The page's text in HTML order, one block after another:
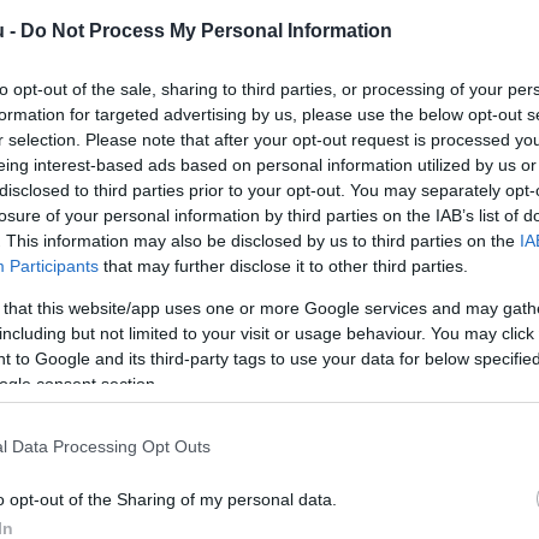
- Do Not Process My Personal Information
opt-out of the sale, sharing to third parties, or processing of your
for targeted advertising by us, please use the below opt-out
selection. Please note that after your opt-out request is processed
interest-based ads based on personal information utilized by us
to third parties prior to your opt-out. You may separately
of your personal information by third parties on the IAB’s list of
This information may also be disclosed by us to third parties on the
Participants that may further disclose it to other third parties.
that this website/app uses one or more Google services and may
but not limited to your visit or usage behaviour. You may
to Google and its third-party tags to use your data for below
consent section.
Data Processing Opt Outs
opt-out of the Sharing of my personal data.
akik eddig is azt gondolták, hogy
az utóbbi hónapokban. Eddig ezeken ment
átszervezéssel (alapítványi egyetem lett a
Gáspár Református Egyetemhez
megszűnt, a pedagógusképzés központját
alapszakot Kecskeméten a Károli egyetem
most még károlis Petőfi gyakorló iskolát és a
is felszólalt , hogy úgy tűnik a kecskeméti